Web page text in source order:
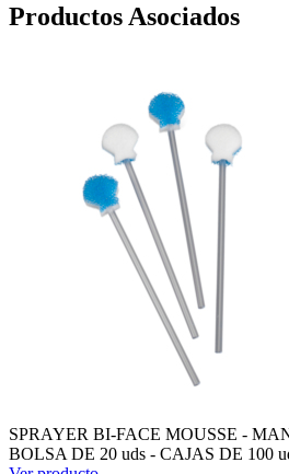
Productos Asociados
SPRAYER BI-FACE MOUSSE -
BOLSA DE 20 uds - CAJAS DE 100